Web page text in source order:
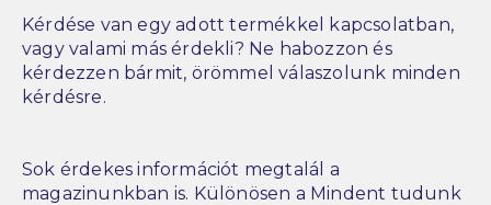
Kérdése van egy adott termékkel kapcsolatban,
vagy valami más érdekli? Ne habozzon és
kérdezzen bármit, örömmel válaszolunk minden
kérdésre.
Sok érdekes információt megtalál a
magazinunkban is. Különösen a Mindent tudunk